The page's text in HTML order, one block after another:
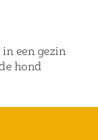
een gezin
hond